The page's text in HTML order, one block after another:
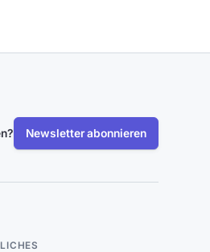
Newsletter abonnieren